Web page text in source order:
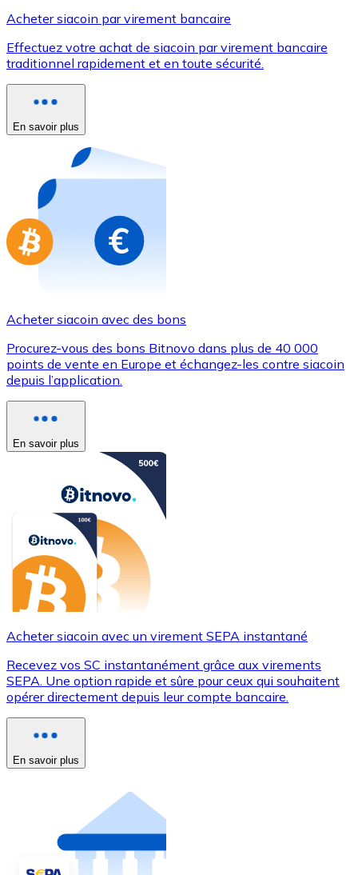
Utilisez les cartes Visa et Mastercard pour acheter
Acheter avec carte
Nouveau
Achetez des cartes-cadeaux de vos marques
Aller à la boutique de cartes-cadeaux
Acheter siacoin par virement bancaire
Effectuez votre achat de siacoin par virement bancaire
traditionnel rapidement et en toute sécurité.
En savoir plus
Acheter siacoin avec des bons
Procurez-vous des bons Bitnovo dans plus de 40 000
points de vente en Europe et échangez-les contre siacoin
depuis l’application.
En savoir plus
Acheter siacoin avec un virement SEPA instantané
Recevez vos SC instantanément grâce aux virements
SEPA. Une option rapide et sûre pour ceux qui souhaitent
opérer directement depuis leur compte bancaire.
En savoir plus